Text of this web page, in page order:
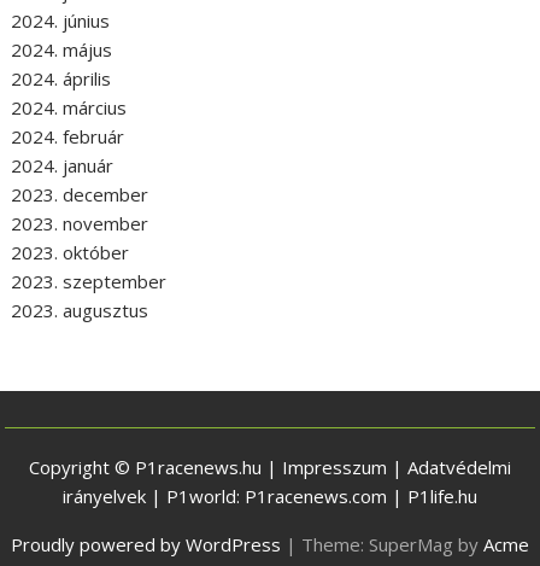
2024. június
2024. május
2024. április
2024. március
2024. február
2024. január
2023. december
2023. november
2023. október
2023. szeptember
2023. augusztus
Copyright © P1racenews.hu | Impresszum | Adatvédelmi
irányelvek | P1world: P1racenews.com | P1life.hu
Proudly powered by WordPress | Theme: SuperMag by Acme